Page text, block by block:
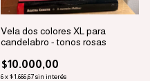
Vela dos colores XL para
candelabro - tonos rosas
$10.000,00
6x$1.666,67sin interés